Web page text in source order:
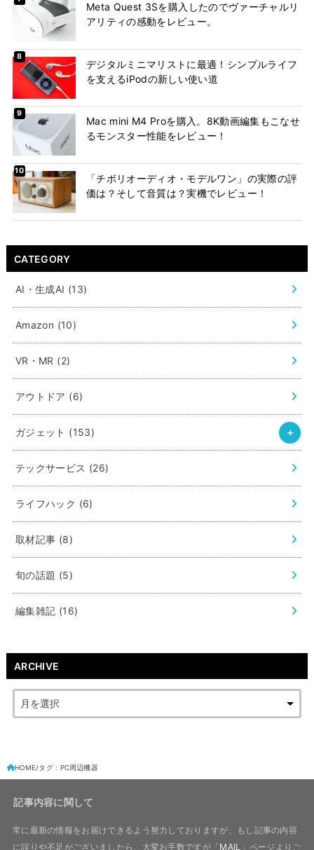
Meta Quest 3Sを購入したのでヴァーチャルリ
アリティの感動をレビュー。
デジタルミニマリストに最適！シンプルライフ
を支えるiPodの新しい使い道
Mac mini M4 Proを購入。8K動画編集もこなせ
るモンスター性能をレビュー！
「チボリオーディオ・モデルワン」の実際の評
価は？そして音質は？実機でレビュー！
CATEGORY
AI・生成AI (13)
Amazon (10)
VR・MR (2)
アウトドア (6)
ガジェット (153)
テックサービス (26)
ライフハック (6)
取材記事 (8)
旬の話題 (5)
編集雑記 (16)
ARCHIVE
HOME タグ : PC周辺機器
記事内容に関して
常に最新の情報をお届けできるよう努力しておりますが、もし記事の内容
に誤りや不足がございましたら、大変お手数ですが「MAIL 」ページよりご